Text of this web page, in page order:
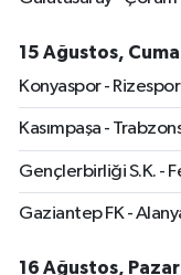
15 Ağustos,
Konyaspor - Rizespor
Kasımpaşa -
Gençlerbirliği S.K. -
Gaziantep FK -
16 Ağustos, Pazar